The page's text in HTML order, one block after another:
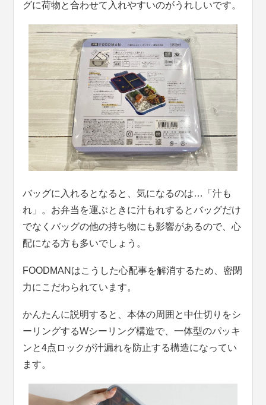
グに荷物と合わせて入れやすいのがうれしいです。
バッグに入れるとなると、気になるのは…「汁も
れ」。お弁当を運ぶときに汁もれするとバッグだけ
でなくバッグの他の持ち物にも影響があるので、心
配になる方も多いでしょう。
FOODMANはこうした心配事を解消するため、密閉
力にこだわられています。
かんたんに説明すると、本体の周囲と中仕切りをシ
ーリングするWシーリング構造で、一体型のパッキ
ンと4点ロックが汁漏れを防止する構造になってい
ます。